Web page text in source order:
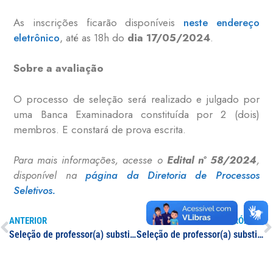
As inscrições ficarão disponíveis neste endereço
eletrônico, até as 18h do dia 17/05/2024.
Sobre a avaliação
O processo de seleção será realizado e julgado por
uma Banca Examinadora constituída por 2 (dois)
membros. E constará de prova escrita.
Para mais informações, acesse o Edital nº 58/2024,
disponível napágina da Diretoria de Processos
Seletivos.
ANTERIOR
Seleção de professor(a) substituto(a) na área de Letras/Linguística
PRÓXIMO
Seleção de professor(a) substituto(a) na área de Ciências Humanas